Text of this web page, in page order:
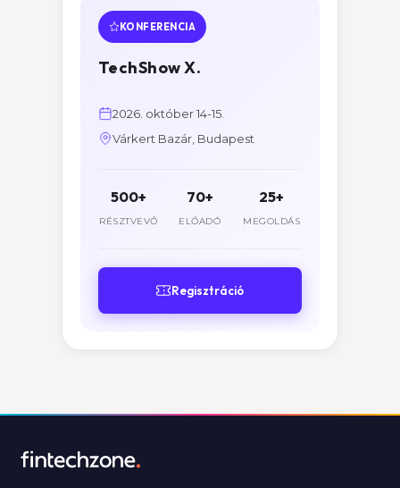
KONFERENCIA
TechShow X.
2026. október 14-15.
Várkert Bazár, Budapest
500+
RÉSZTVEVŐ
70+
ELŐADÓ
25+
MEGOLDÁS
Regisztráció